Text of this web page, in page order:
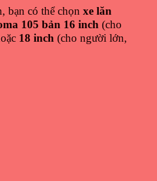
bạn có thể chọn xe lăn
105 bản 16 inch (cho
18 inch (cho người lớn,